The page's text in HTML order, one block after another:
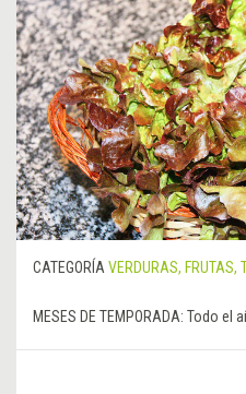
CATEGORÍA VERDURAS, FRUTAS,
MESES DE TEMPORADA: Todo el